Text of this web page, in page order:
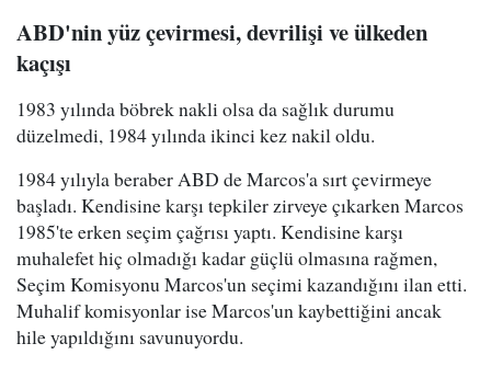
ABD'nin yüz çevirmesi, devrilişi ve ülkeden
kaçışı
1983 yılında böbrek nakli olsa da sağlık durumu
düzelmedi, 1984 yılında ikinci kez nakil oldu.
1984 yılıyla beraber ABD de Marcos'a sırt çevirmeye
başladı. Kendisine karşı tepkiler zirveye çıkarken Marcos
1985'te erken seçim çağrısı yaptı. Kendisine karşı
muhalefet hiç olmadığı kadar güçlü olmasına rağmen,
Seçim Komisyonu Marcos'un seçimi kazandığını ilan etti.
Muhalif komisyonlar ise Marcos'un kaybettiğini ancak
hile yapıldığını savunuyordu.